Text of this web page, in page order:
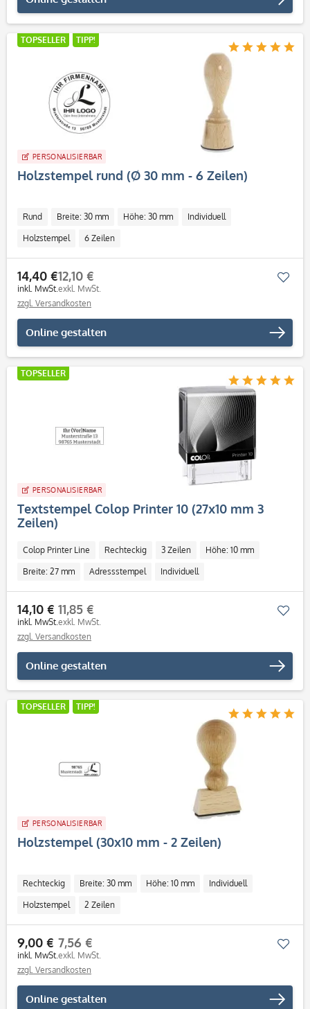
TOPSELLER TIPP!
PERSONALISIERBAR
Holzstempel rund (Ø 30 mm - 6 Zeilen)
Rund Breite: 30 mm Höhe: 30 mm Individuell
Holzstempel 6 Zeilen
14,40 €
inkl. MwSt.
12,10 €
exkl. MwSt.
zzgl. Versandkosten
Online gestalten
TOPSELLER
PERSONALISIERBAR
Textstempel Colop Printer 10 (27x10 mm 3
Zeilen)
Colop Printer Line Rechteckig 3 Zeilen Höhe: 10 mm
Breite: 27 mm Adressstempel Individuell
14,10 €
inkl. MwSt.
11,85 €
exkl. MwSt.
zzgl. Versandkosten
Online gestalten
TOPSELLER TIPP!
PERSONALISIERBAR
Holzstempel (30x10 mm - 2 Zeilen)
Rechteckig Breite: 30 mm Höhe: 10 mm Individuell
Holzstempel 2 Zeilen
9,00 €
inkl. MwSt.
7,56 €
exkl. MwSt.
zzgl. Versandkosten
Online gestalten